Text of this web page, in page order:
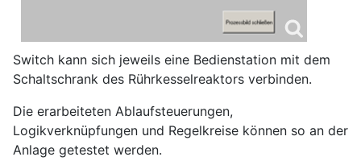
Switch kann sich jeweils eine Bedienstation mit dem
Schaltschrank des Rührkesselreaktors verbinden.
Die erarbeiteten Ablaufsteuerungen,
Logikverknüpfungen und Regelkreise können so an der
Anlage getestet werden.